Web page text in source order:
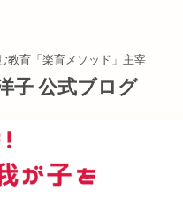
教育「楽育メソッド」主宰
子 公式ブログ